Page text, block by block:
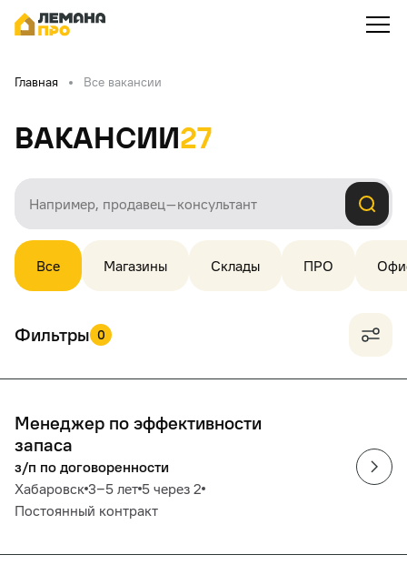
Главная Все вакансии
Вакансии27
Все Магазины Склады ПРО
Фильтры 0
Менеджер по эффективности
запаса
з/п по договоренности
Хабаровск 3‒5 лет 5 через 2
Постоянный контракт